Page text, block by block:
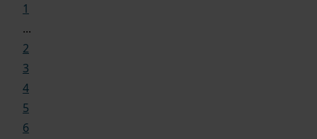
1
...
2
3
4
5
6